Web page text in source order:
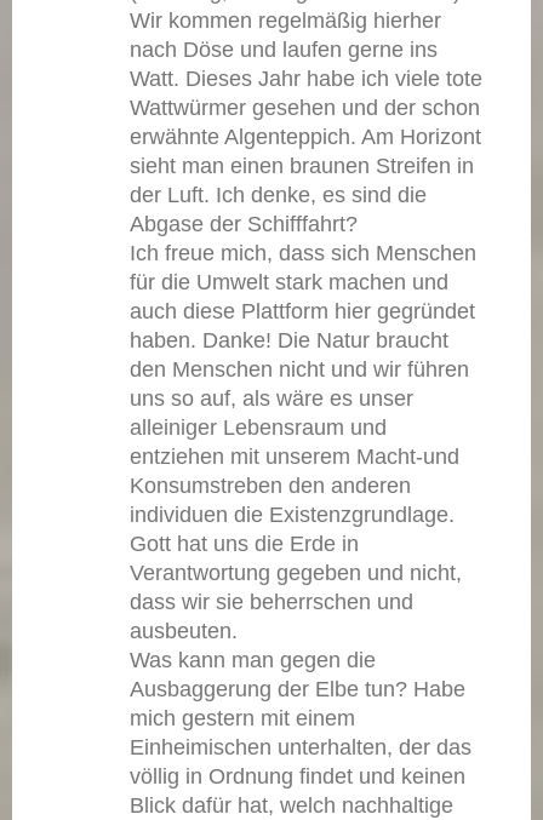
Wir kommen regelmäßig hierher
nach Döse und laufen gerne ins
Watt. Dieses Jahr habe ich viele tote
Wattwürmer gesehen und der schon
erwähnte Algenteppich. Am Horizont
sieht man einen braunen Streifen in
der Luft. Ich denke, es sind die
Abgase der Schifffahrt?
Ich freue mich, dass sich Menschen
für die Umwelt stark machen und
auch diese Plattform hier gegründet
haben. Danke! Die Natur braucht
den Menschen nicht und wir führen
uns so auf, als wäre es unser
alleiniger Lebensraum und
entziehen mit unserem Macht-und
Konsumstreben den anderen
individuen die Existenzgrundlage.
Gott hat uns die Erde in
Verantwortung gegeben und nicht,
dass wir sie beherrschen und
ausbeuten.
Was kann man gegen die
Ausbaggerung der Elbe tun? Habe
mich gestern mit einem
Einheimischen unterhalten, der das
völlig in Ordnung findet und keinen
Blick dafür hat, welch nachhaltige